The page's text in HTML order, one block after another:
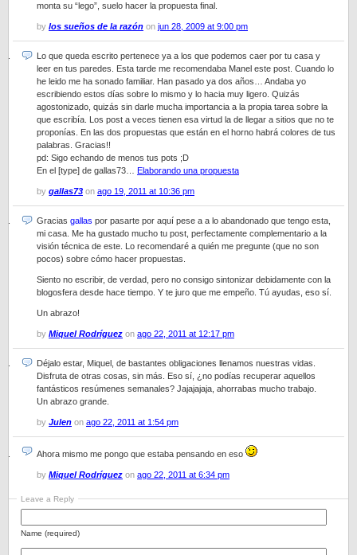
monta su “lego”, suelo hacer la propuesta final.
by los sueños de la razón on jun 28, 2009 at 9:00 pm
Lo que queda escrito pertenece ya a los que podemos caer por tu casa y
leer en tus paredes. Esta tarde me recomendaba Manel este post. Cuando lo
he leido me ha sonado familiar. Han pasado ya dos años… Andaba yo
escribiendo estos días sobre lo mismo y lo hacia muy ligero. Quizás
agostonizado, quizás sin darle mucha importancia a la propia tarea sobre la
que escribía. Los post a veces tienen esa virtud la de llegar a sitios que no te
proponías. En las dos propuestas que están en el horno habrá colores de tus
palabras. Gracias!!
pd: Sigo echando de menos tus pots ;D
En el [type] de gallas73… Elaborando una propuesta
by gallas73 on ago 19, 2011 at 10:36 pm
Gracias gallas por pasarte por aquí pese a a lo abandonado que tengo esta,
mi casa. Me ha gustado mucho tu post, perfectamente complementario a la
visión técnica de este. Lo recomendaré a quién me pregunte (que no son
pocos) sobre cómo hacer propuestas.
Siento no escribir, de verdad, pero no consigo sintonizar debidamente con la
blogosfera desde hace tiempo. Y te juro que me empeño. Tú ayudas, eso sí.
Un abrazo!
by Miquel Rodríguez on ago 22, 2011 at 12:17 pm
Déjalo estar, Miquel, de bastantes obligaciones llenamos nuestras vidas.
Disfruta de otras cosas, sin más. Eso sí, ¿no podías recuperar aquellos
fantásticos resúmenes semanales? Jajajajaja, ahorrabas mucho trabajo.
Un abrazo grande.
by Julen on ago 22, 2011 at 1:54 pm
Ahora mismo me pongo que estaba pensando en eso
by Miquel Rodríguez on ago 22, 2011 at 6:34 pm
Leave a Reply
Name (required)